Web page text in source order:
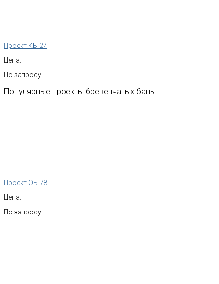
Проект КБ-27
Цена:
По запросу
Популярные проекты бревенчатых бань
Проект ОБ-78
Цена:
По запросу